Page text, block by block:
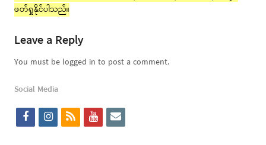
ဖတ်ရှုနိုင်ပါသည်။
Leave a Reply
You must be logged in to post a comment.
Social Media
f
i
r
y
e